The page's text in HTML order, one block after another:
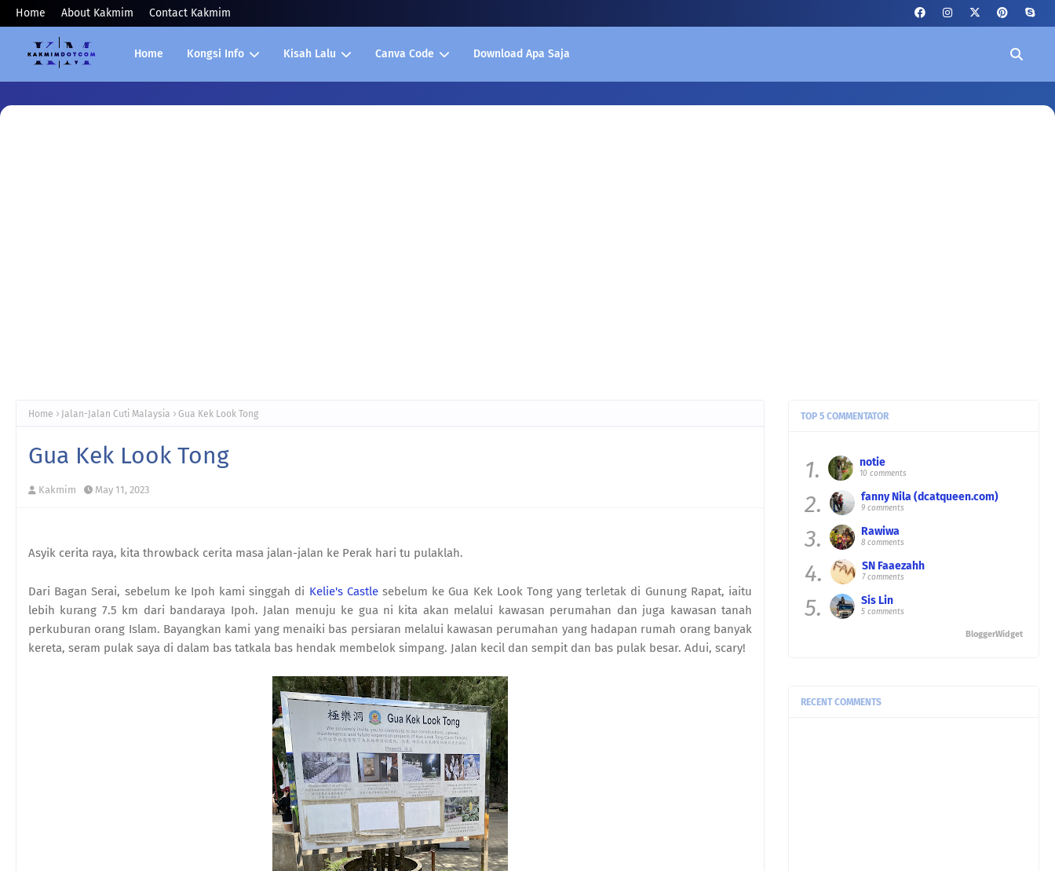
Home About Kakmim Contact Kakmim
Home Kongsi Info Kisah Lalu Canva Code Download Apa Saja
Home Jalan-Jalan Cuti Malaysia Gua Kek Look Tong
Gua Kek Look Tong
Kakmim May 11, 2023
Asyik cerita raya, kita throwback cerita masa jalan-jalan ke Perak hari tu pulaklah.
Dari Bagan Serai, sebelum ke Ipoh kami singgah di Kelie's Castlesebelum ke Gua Kek Look Tong yang terletak di Gunung Rapat, iaitu
lebih kurang 7.5 km dari bandaraya Ipoh. Jalan menuju ke gua ni kita akan melalui kawasan perumahan dan juga kawasan tanah
perkuburan orang Islam. Bayangkan kami yang menaiki bas persiaran melalui kawasan perumahan yang hadapan rumah orang banyak
kereta, seram pulak saya di dalam bas tatkala bas hendak membelok simpang. Jalan kecil dan sempit dan bas pulak besar. Adui, scary!
TOP 5 COMMENTATOR
1. notie
10 comments
2. fanny Nila (dcatqueen.com)
9 comments
3. Rawiwa
8 comments
4. SN Faaezahh
7 comments
5. Sis Lin
5 comments
BloggerWidget
RECENT COMMENTS